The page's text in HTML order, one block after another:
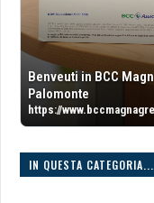
Benveuti in BCC
Palomonte
https://
IN QUESTA CATEGORIA...